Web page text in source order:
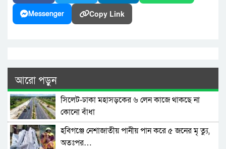
Messenger Copy Link
আরো পড়ুন
সিলেট-ঢাকা মহাসড়কের ৬ লেন কাজে থাকছে না
কোনো বাঁধা
হবিগঞ্জে নেশাজাতীয় পানীয় পান করে ৫ জনের মৃ ত্যু,
অতঃপর…